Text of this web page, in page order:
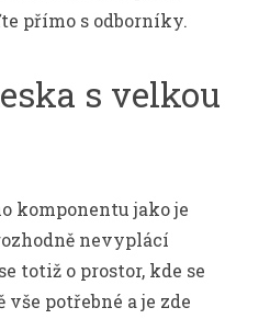
přímo s odborníky.
s velkou
komponentu jako je
nevyplácí
totiž o prostor, kde se
potřebné a je zde